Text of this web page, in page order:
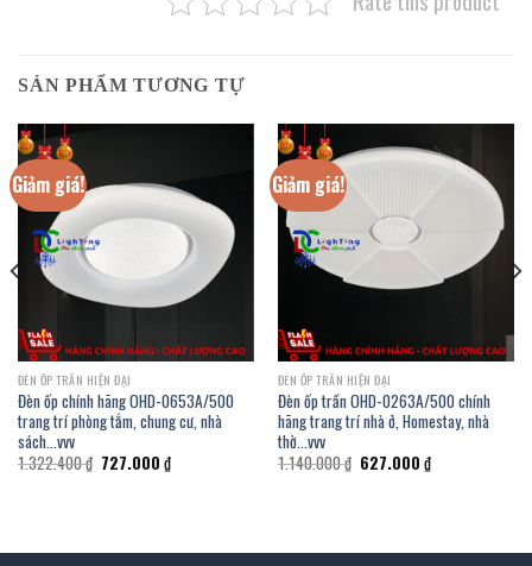
SẢN PHẨM TƯƠNG TỰ
Giảm giá!
ĐÈN ỐP TRẦN HIỆN ĐẠI
Đèn ốp chính hãng OHD-0653A/500
trang trí phòng tắm, chung cư, nhà
sách…vvv
1.322.400₫ Giá
gốc
727.000 ₫Giá
hiện
Giảm giá!
ĐÈN ỐP TRẦN HIỆN ĐẠI
Đèn ốp trần OHD-0263A/500 chính
hãng trang trí nhà ở, Homestay, nhà
thờ…vvv
1.140.000₫ Giá
gốc
627.000 ₫Giá
hiện